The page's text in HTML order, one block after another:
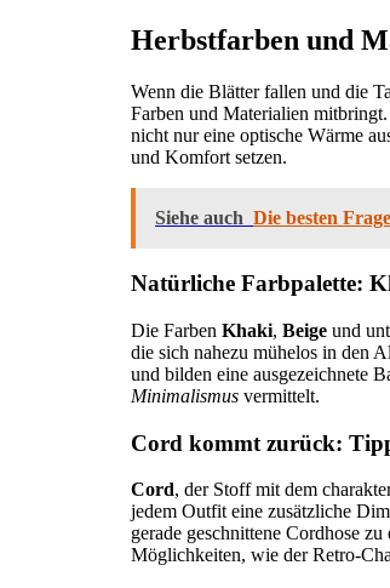
Herbstfarben und
Wenn die Blätter fallen und die
Farben und Materialien
nicht nur eine optische Wärme
und Komfort setzen.
Siehe auch Die besten
Natürliche Farbpalette:
Die Farben Khaki, Beige und
die sich nahezu mühelos in den
und bilden eine ausgezeichnete
Minimalismus vermittelt.
Cord kommt zurück:
Cord, der Stoff mit dem
jedem Outfit eine zusätzliche
gerade geschnittene Cordhose
Möglichkeiten, wie der Retro-